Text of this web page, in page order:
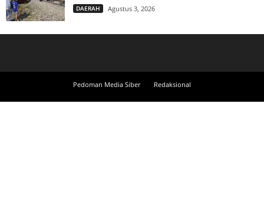
DAERAH Agustus 3, 2026
Pedoman Media Siber Redaksional